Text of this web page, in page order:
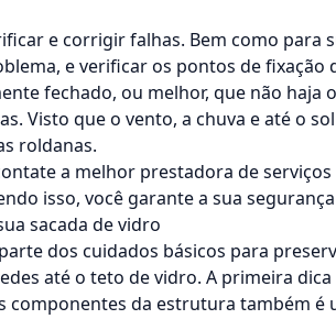
e corrigir falhas. Bem como para
e verificar os pontos de fixação
fechado, ou melhor, que não haja
Visto que o vento, a chuva e até o
roldanas.
a melhor prestadora de serviços
isso, você garante a sua
sacada de vidro
dos cuidados básicos para
até o teto de vidro. A primeira
componentes da estrutura também é